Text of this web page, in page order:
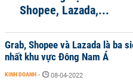
Shopee, Lazada,...
Grab, Shopee và Lazada là ba
nhất khu vực Đông Nam Á
KINH DOANH - 08-04-2022